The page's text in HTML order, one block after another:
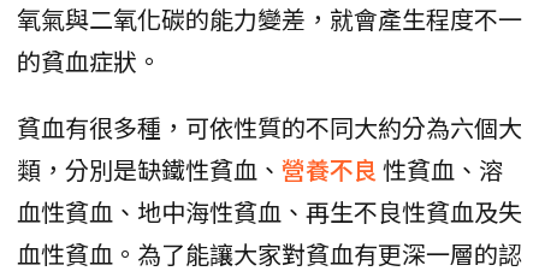
氧氣與二氧化碳的能力變差，就會產生程度不一
的貧血症狀。
貧血有很多種，可依性質的不同大約分為六個大
類，分別是缺鐵性貧血、 營養不良 性貧血、溶
血性貧血、地中海性貧血、再生不良性貧血及失
血性貧血。為了能讓大家對貧血有更深一層的認